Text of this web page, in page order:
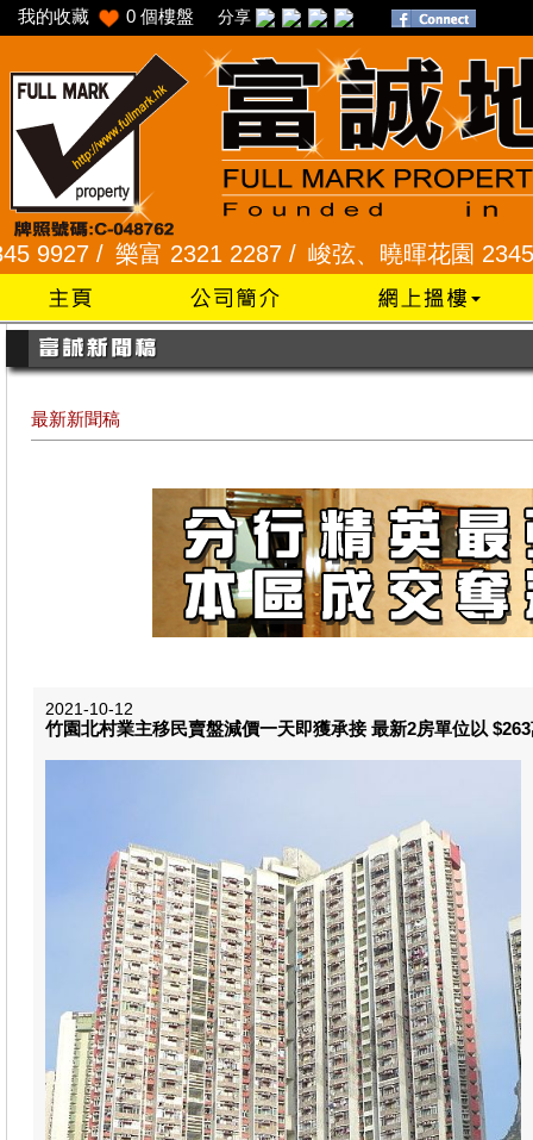
我的收藏 0 個樓盤 分享
樂富 2321 2287 /峻弦、曉暉花園 2345 1286 /
最新新聞稿
2021-10-12
竹園北村業主移民賣盤減價一天即獲承接 最新2房單位以